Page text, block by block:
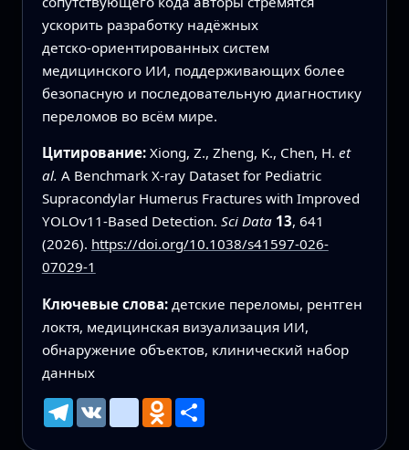
ускорить разработку надёжных
детско‑ориентированных систем
медицинского ИИ, поддерживающих более
безопасную и последовательную диагностику
переломов во всём мире.
Цитирование: Xiong, Z., Zheng, K., Chen, H. et
al. A Benchmark X-ray Dataset for Pediatric
Supracondylar Humerus Fractures with Improved
YOLOv11-Based Detection. Sci Data 13, 641
(2026). https://doi.org/10.1038/s41597-026-
07029-1
Ключевые слова: детские переломы, рентген
локтя, медицинская визуализация ИИ,
обнаружение объектов, клинический набор
данных
Telegram
VK mailruOdnoklassniki
Ресурс